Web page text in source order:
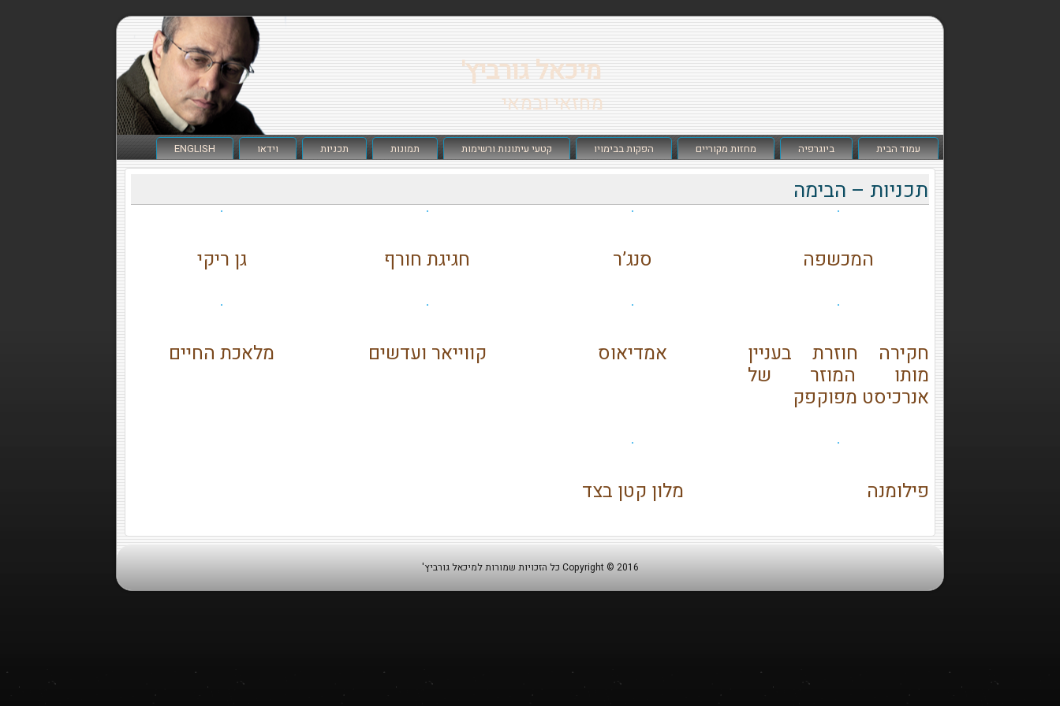
מיכאל גורביץ'
מחזאי ובמאי
עמוד הבית ביוגרפיה מחזות מקוריים הפקות בבימויו קטעי עיתונות ורשימות תמונות תכניות וידאו ENGLISH
תכניות – הבימה
גן ריקי חגיגת חורף סנג’ר המכשפה
מלאכת החיים קווייאר ועדשים אמדיאוס
חקירה חוזרת בעניין
מותו המוזר של
אנרכיסט מפוקפק
מלון קטן בצד פילומנה
Copyright © 2016 כל הזכויות שמורות למיכאל גורביץ'